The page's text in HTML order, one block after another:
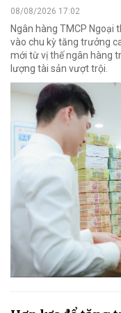
08/08/2026 17:02
Ngân hàng TMCP Ngoại
vào chu kỳ tăng trưởng
mới từ vị thế ngân hàng
lượng tài sản vượt trội.